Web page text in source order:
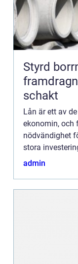
Styrd borrning
schakt
Lån är ett av
ekonomin, och
nödvändighet
stora
oförutsedda
admin